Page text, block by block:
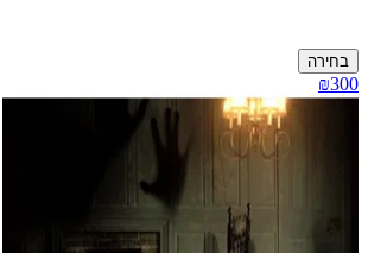
בחירה
₪300